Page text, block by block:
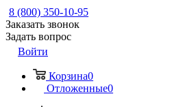
8 (800) 350-10-95
Заказать звонок
Задать вопрос
Войти
Корзина0
Отложенные0